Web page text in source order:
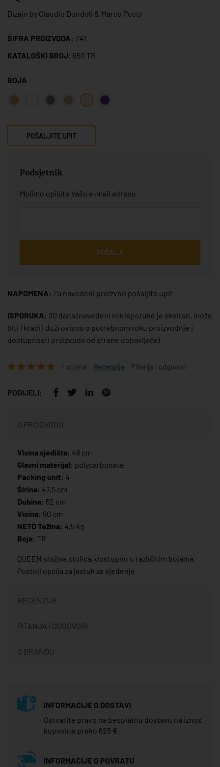
Dizajn by Claudio Dondoli & Marco Pocci
ŠIFRA PROIZVODA: 241
KATALOŠKI BROJ: 650 TR
BOJA
POŠALJITE UPIT
Podsjetnik
Molimo upišite Vašu e-mail adresu
POŠALJI
NAPOMENA: Za navedeni proizvod pošaljite upit
ISPORUKA: 30 dana (navedeni rok isporuke je okviran, može
biti i kraći i duži ovisno o potrebnom roku proizvodnje i
dostupnosti proizvoda od strane dobavljača)
1 ocjena Recenzije Pitanja i odgovori
PODIJELI:
O PROIZVODU
Visina sjedišta: 48 cm
Glavni materijal: polycarbonate
Packing unit: 4
Širina: 47,5 cm
Dubina: 52 cm
Visina: 90 cm
NETO Težina: 4,5 kg
Boja: TR
QUEEN složiva stolica, dostupno u različitim bojama.
Postoji opcija za jastuk za sjedenje.
RECENZIJE
PITANJA I ODGOVORI
O BRANDU
INFORMACIJE O DOSTAVI
Ostvarite pravo na besplatnu dostavu na iznos
kupovine preko 625 €
INFORMACIJE O POVRATU